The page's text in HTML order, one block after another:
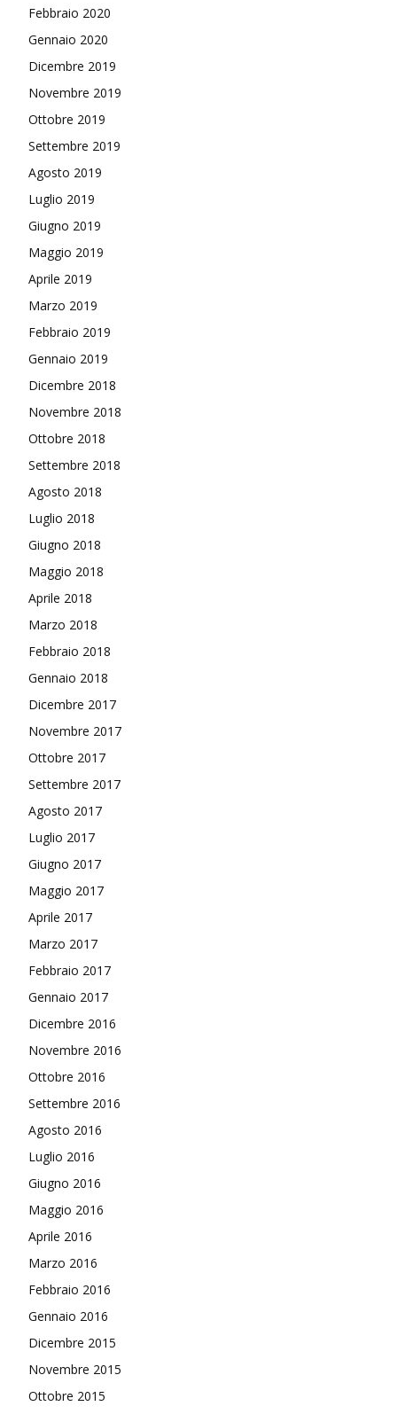
Febbraio 2020
Gennaio 2020
Dicembre 2019
Novembre 2019
Ottobre 2019
Settembre 2019
Agosto 2019
Luglio 2019
Giugno 2019
Maggio 2019
Aprile 2019
Marzo 2019
Febbraio 2019
Gennaio 2019
Dicembre 2018
Novembre 2018
Ottobre 2018
Settembre 2018
Agosto 2018
Luglio 2018
Giugno 2018
Maggio 2018
Aprile 2018
Marzo 2018
Febbraio 2018
Gennaio 2018
Dicembre 2017
Novembre 2017
Ottobre 2017
Settembre 2017
Agosto 2017
Luglio 2017
Giugno 2017
Maggio 2017
Aprile 2017
Marzo 2017
Febbraio 2017
Gennaio 2017
Dicembre 2016
Novembre 2016
Ottobre 2016
Settembre 2016
Agosto 2016
Luglio 2016
Giugno 2016
Maggio 2016
Aprile 2016
Marzo 2016
Febbraio 2016
Gennaio 2016
Dicembre 2015
Novembre 2015
Ottobre 2015